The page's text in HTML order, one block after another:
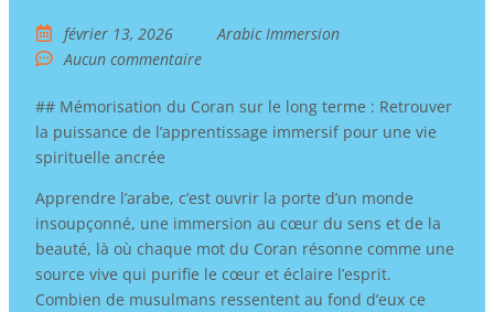
février 13, 2026
Arabic Immersion
Aucun commentaire
## Mémorisation du Coran sur le long terme : Retrouver
la puissance de l’apprentissage immersif pour une vie
spirituelle ancrée
Apprendre l’arabe, c’est ouvrir la porte d’un monde
insoupçonné, une immersion au cœur du sens et de la
beauté, là où chaque mot du Coran résonne comme une
source vive qui purifie le cœur et éclaire l’esprit.
Combien de musulmans ressentent au fond d’eux ce